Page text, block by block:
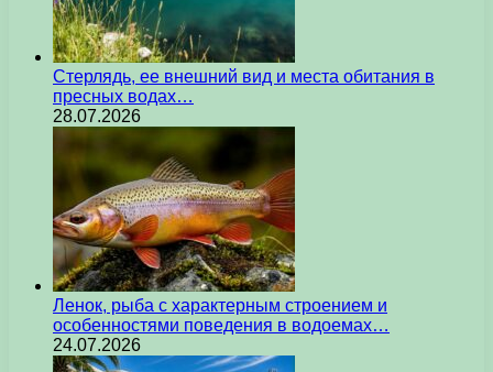
Стерлядь, ее внешний вид и места обитания в
пресных водах…
28.07.2026
Ленок, рыба с характерным строением и
особенностями поведения в водоемах…
24.07.2026